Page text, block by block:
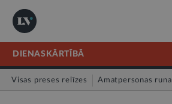
DIENASKĀRTĪBĀ
Visas preses relīzes Amatpersonas runa